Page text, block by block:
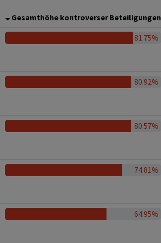
Gesamthöhe kontroverser Beteiligungen
81.75%
80.92%
80.57%
74.81%
64.95%